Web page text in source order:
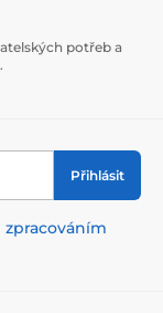
potřeb a
Přihlásit
zpracováním